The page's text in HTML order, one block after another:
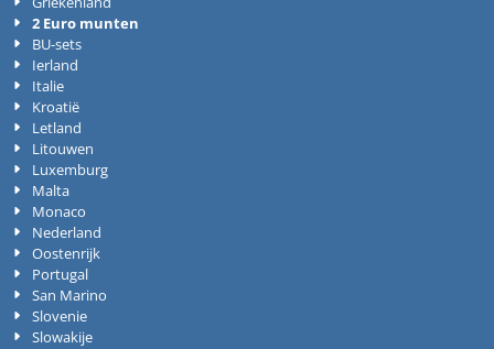
2 Euro munten
BU-sets
Ierland
Italie
Kroatië
Letland
Litouwen
Luxemburg
Malta
Monaco
Nederland
Oostenrijk
Portugal
San Marino
Slovenie
Slowakije